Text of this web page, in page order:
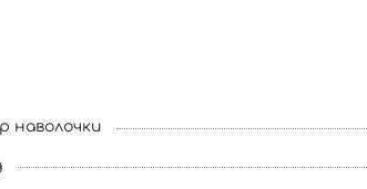
наволочки